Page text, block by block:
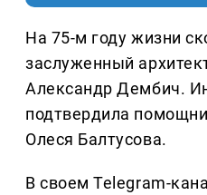
На 75-м году жизни
заслуженный
Александр Дембич.
подтвердила
Олеся Балтусова.
В своем Telegram-